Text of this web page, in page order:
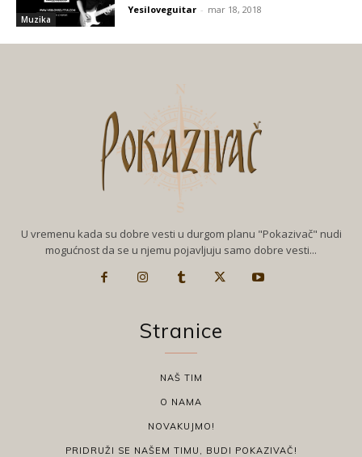
Muzika
Yesiloveguitar - mar 18, 2018
U vremenu kada su dobre vesti u durgom planu "Pokazivač" nudi
mogućnost da se u njemu pojavljuju samo dobre vesti...
Stranice
NAŠ TIM
O NAMA
NOVAKUJMO!
PRIDRUŽI SE NAŠEM TIMU, BUDI POKAZIVAČ!